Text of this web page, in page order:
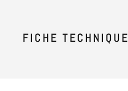
FICHE TECHNIQUE